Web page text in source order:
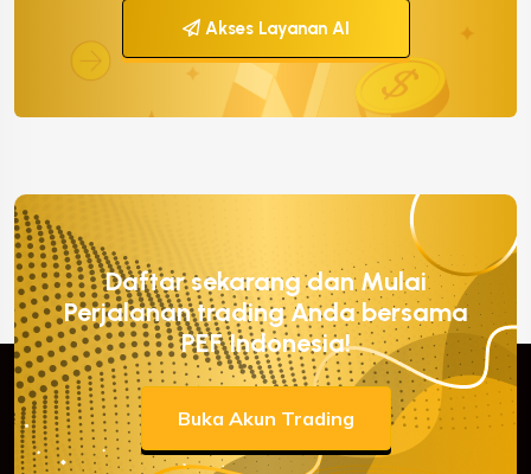
Akses Layanan AI
Daftar sekarang dan Mulai
Perjalanan trading Anda bersama
PEF Indonesia!
Buka Akun Trading